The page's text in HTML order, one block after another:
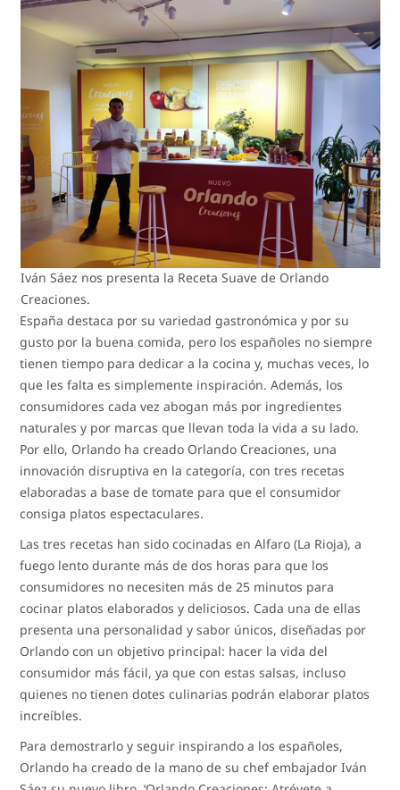
Iván Sáez nos presenta la Receta Suave de Orlando
Creaciones.
España destaca por su variedad gastronómica y por su
gusto por la buena comida, pero los españoles no siempre
tienen tiempo para dedicar a la cocina y, muchas veces, lo
que les falta es simplemente inspiración. Además, los
consumidores cada vez abogan más por ingredientes
naturales y por marcas que llevan toda la vida a su lado.
Por ello, Orlando ha creado Orlando Creaciones, una
innovación disruptiva en la categoría, con tres recetas
elaboradas a base de tomate para que el consumidor
consiga platos espectaculares.
Las tres recetas han sido cocinadas en Alfaro (La Rioja), a
fuego lento durante más de dos horas para que los
consumidores no necesiten más de 25 minutos para
cocinar platos elaborados y deliciosos. Cada una de ellas
presenta una personalidad y sabor únicos, diseñadas por
Orlando con un objetivo principal: hacer la vida del
consumidor más fácil, ya que con estas salsas, incluso
quienes no tienen dotes culinarias podrán elaborar platos
increíbles.
Para demostrarlo y seguir inspirando a los españoles,
Orlando ha creado de la mano de su chef embajador Iván